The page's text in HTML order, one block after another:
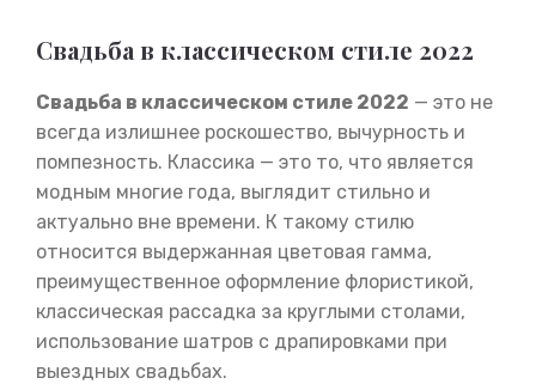
Свадьба в классическом стиле 2022
Свадьба в классическом стиле 2022 — это не
всегда излишнее роскошество, вычурность и
помпезность. Классика — это то, что является
модным многие года, выглядит стильно и
актуально вне времени. К такому стилю
относится выдержанная цветовая гамма,
преимущественное оформление флористикой,
классическая рассадка за круглыми столами,
использование шатров с драпировками при
выездных свадьбах.